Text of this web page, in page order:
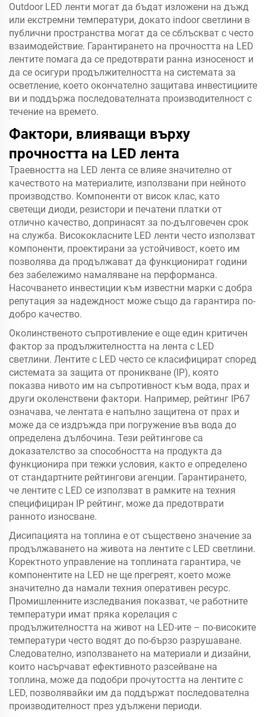
Outdoor LED ленти могат да бъдат изложени на дъжд
или екстремни температури, докато indoor светлини в
публични пространства могат да се сблъскват с често
взаимодействие. Гарантирането на прочността на LED
лентите помага да се предотврати ранна износеност и
да се осигури продължителността на системата за
осветление, което окончателно защитава инвестициите
ви и поддържа последователната производителност с
течение на времето.
Фактори, влияващи върху
прочността на LED лента
Траевността на LED лента се влияе значително от
качеството на материалите, използвани при нейното
производство. Компоненти от висок клас, като
светещи диоди, резистори и печатени платки от
отлично качество, допринасят за по-дълговечен срок
на служба. Висококласните LED ленти често използват
компоненти, проектирани за устойчивост, което им
позволява да продължават да функционират години
без забележимо намаляване на перформанса.
Насочването инвестиции към известни марки с добра
репутация за надеждност може също да гарантира по-
добро качество.
Околинственото съпротивление е още един критичен
фактор за продължителността на лента с LED
светлини. Лентите с LED често се класифицират според
системата за защита от проникване (IP), която
показва нивото им на съпротивност към вода, прах и
други околенствени фактори. Например, рейтинг IP67
означава, че лентата е напълно защитена от прах и
може да се издръжда при погружение във вода до
определена дълбочина. Тези рейтингове са
доказателство за способността на продукта да
функционира при тежки условия, както е определено
от стандартните рейтингови агенции. Гарантирането,
че лентите с LED се използват в рамките на техния
специфициран IP рейтинг, може да предотврати
ранното износване.
Дисипацията на топлина е от съществено значение за
продължаването на живота на лентите с LED светлини.
Коректното управление на топлината гарантира, че
компонентите на LED не ще прегреят, което може
значително да намали техния оперативен ресурс.
Промишленните изследвания показват, че работните
температури имат пряка корелация с
продължителността на живот на LED-ите – по-високите
температури често водят до по-бързо разрушаване.
Следователно, използването на материали и дизайни,
които насърчават ефективното разсейване на
топлина, може да подобри прочутостта на лентите с
LED, позволявайки им да поддържат последователна
производителност през удължени периоди.